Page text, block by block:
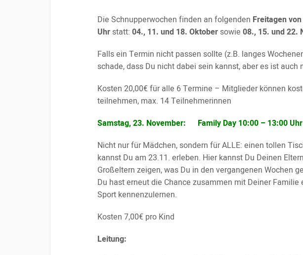
Die Schnupperwochen finden an folgenden Freitagen
Uhrstatt: 04., 11. und 18. Oktobersowie 08., 15. und 22.
Falls ein Termin nicht passen sollte (z.B. langes
schade, dass Du nicht dabei sein kannst, aber es ist auch
Kosten 20,00€ für alle 6 Termine – Mitglieder können
teilnehmen, max. 14 Teilnehmerinnen
Samstag, 23. November: Family Day 10:00 – 13:00 Uhr
Nicht nur für Mädchen, sondern für ALLE: einen tollen
kannst Du am 23.11. erleben. Hier kannst Du Deinen
Großeltern zeigen, was Du in den vergangenen Wochen
Du hast erneut die Chance zusammen mit Deiner Familie
Sport kennenzulernen.
Kosten 7,00€ pro Kind
Leitung: